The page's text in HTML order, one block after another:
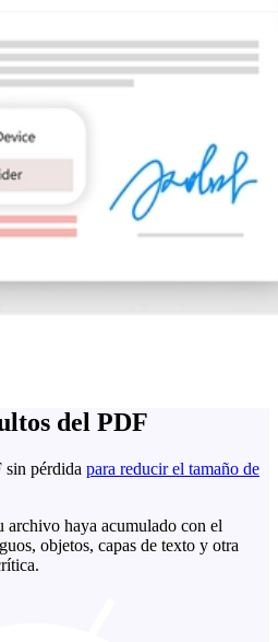
del PDF
pérdida para reducir el tamaño de
haya acumulado con el
objetos, capas de texto y otra